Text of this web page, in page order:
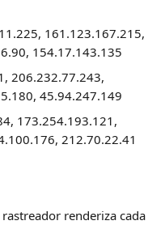
161.123.167.215,
154.17.143.135
206.232.77.243,
45.94.247.149
173.254.193.121,
212.70.22.41
renderiza cada